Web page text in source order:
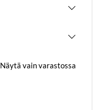
Näytä vain varastossa